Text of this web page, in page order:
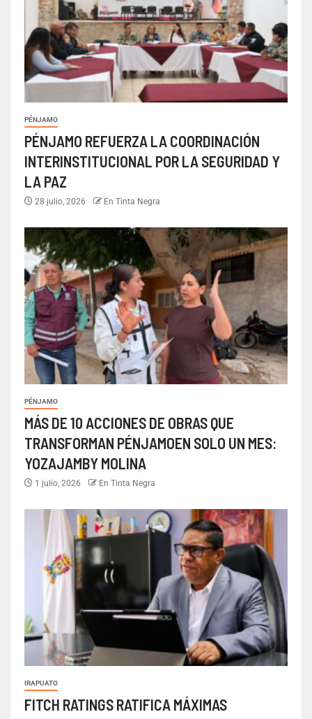
PÉNJAMO
PÉNJAMO REFUERZA LA COORDINACIÓN
INTERINSTITUCIONAL POR LA SEGURIDAD Y
LA PAZ
28 julio, 2026 En Tinta Negra
PÉNJAMO
MÁS DE 10 ACCIONES DE OBRAS QUE
TRANSFORMAN PÉNJAMOEN SOLO UN MES:
YOZAJAMBY MOLINA
1 julio, 2026 En Tinta Negra
IRAPUATO
FITCH RATINGS RATIFICA MÁXIMAS